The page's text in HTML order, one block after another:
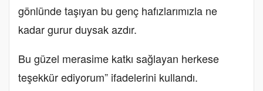
gönlünde taşıyan bu genç hafızlarımızla ne
kadar gurur duysak azdır.
Bu güzel merasime katkı sağlayan herkese
teşekkür ediyorum” ifadelerini kullandı.